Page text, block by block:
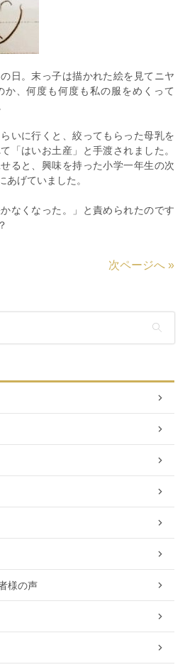
日。末っ子は描かれた絵を見てニヤ
か、何度も何度も私の服をめくって
いに行くと、絞ってもらった母乳を
「はいお土産」と手渡されました。
ると、興味を持った小学一年生の次
あげていました。
なくなった。」と責められたのです
次ページへ »
様の声